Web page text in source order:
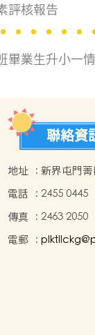
評核報告
畢業生升小一
聯絡資
地址 : 新界屯門
電話 : 2455 0445
傳真 : 2463 2050
電郵 :